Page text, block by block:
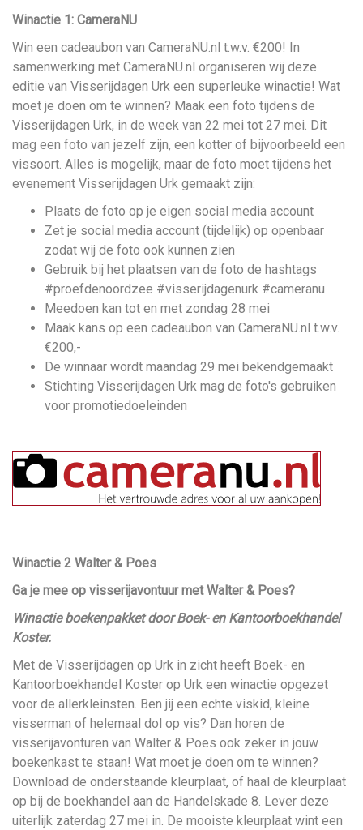
Winactie 1: CameraNU
Win een cadeaubon van CameraNU.nl t.w.v. €200! In
samenwerking met CameraNU.nl organiseren wij deze
editie van Visserijdagen Urk een superleuke winactie! Wat
moet je doen om te winnen? Maak een foto tijdens de
Visserijdagen Urk, in de week van 22 mei tot 27 mei. Dit
mag een foto van jezelf zijn, een kotter of bijvoorbeeld een
vissoort. Alles is mogelijk, maar de foto moet tijdens het
evenement Visserijdagen Urk gemaakt zijn:
Plaats de foto op je eigen social media account
Zet je social media account (tijdelijk) op openbaar
zodat wij de foto ook kunnen zien
Gebruik bij het plaatsen van de foto de hashtags
#proefdenoordzee #visserijdagenurk #cameranu
Meedoen kan tot en met zondag 28 mei
Maak kans op een cadeaubon van CameraNU.nl t.w.v.
€200,-
De winnaar wordt maandag 29 mei bekendgemaakt
Stichting Visserijdagen Urk mag de foto's gebruiken
voor promotiedoeleinden
Winactie 2 Walter & Poes
Ga je mee op visserijavontuur met Walter & Poes?
Winactie boekenpakket door Boek- en Kantoorboekhandel
Koster.
Met de Visserijdagen op Urk in zicht heeft Boek- en
Kantoorboekhandel Koster op Urk een winactie opgezet
voor de allerkleinsten. Ben jij een echte viskid, kleine
visserman of helemaal dol op vis? Dan horen de
visserijavonturen van Walter & Poes ook zeker in jouw
boekenkast te staan! Wat moet je doen om te winnen?
Download de onderstaande kleurplaat, of haal de kleurplaat
op bij de boekhandel aan de Handelskade 8. Lever deze
uiterlijk zaterdag 27 mei in. De mooiste kleurplaat wint een